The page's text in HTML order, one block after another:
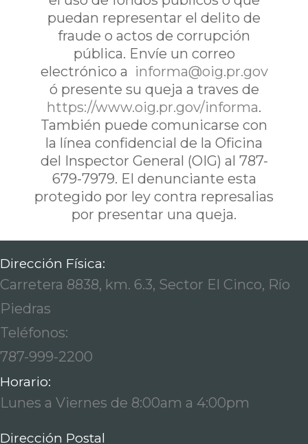
puedan representar el delito de
fraude o actos de corrupción
pública. Envíe un correo
electrónico a informa@oig.pr.gov
ó presente su queja a traves de
https://www.oig.pr.gov/informa.
También puede comunicarse con
la línea confidencial de la Oficina
del Inspector General (OIG) al 787-
679-7979. El denunciante esta
protegido por ley contra represalias
por presentar una queja.
Dirección Física:
Carretera 8838, km. 6.3, Sector El Cinco, Río
Piedras
Teléfonos:
787-999-2200
Horario:
Lunes a Viernes de 8:00am a 4:00pm
Dirección Postal